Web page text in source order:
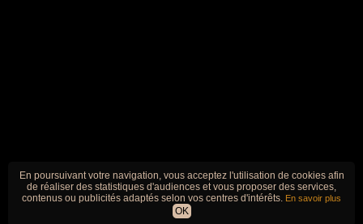
En poursuivant votre navigation, vous acceptez l'utilisation de cookies afin
de réaliser des statistiques d'audiences et vous proposer des services,
contenus ou publicités adaptés selon vos centres d'intérêts. En savoir plus
OK